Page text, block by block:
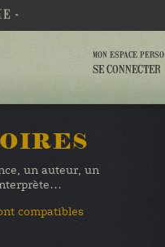
-
MON ESPACE PERSO
SE CONNECTER
un auteur, un
compatibles